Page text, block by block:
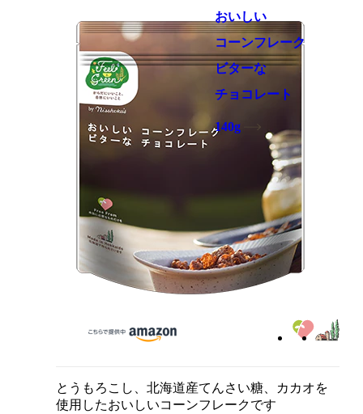
おいしい
コーンフレーク
ビターな
チョコレート
140g
とうもろこし、北海道産てんさい糖、カカオを
使用したおいしいコーンフレークです